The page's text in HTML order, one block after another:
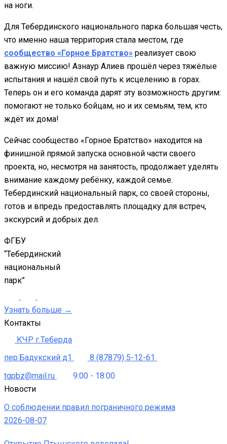
на ноги.
Для Тебердинского национального парка большая честь,
что именно наша территория стала местом, где
сообщество «Горное Братство» реализует свою
важную миссию! Азнаур Алиев прошёл через тяжёлые
испытания и нашёл свой путь к исцелению в горах.
Теперь он и его команда дарят эту возможность другим:
помогают не только бойцам, но и их семьям, тем, кто
ждёт их дома!
Сейчас сообщество «Горное Братство» находится на
финишной прямой запуска основной части своего
проекта, но, несмотря на занятость, продолжает уделять
внимание каждому ребёнку, каждой семье.
Тебердинский национальный парк, со своей стороны,
готов и впредь предоставлять площадку для встреч,
экскурсий и добрых дел.
ФГБУ
“Тебердинский
национальный
парк”
Узнать больше →
Контакты
КЧР г.Теберда
пер.Бадукский д1
8 (87879) 5-12-61
tgpbz@mail.ru
9:00 - 18:00
Новости
О соблюдении правил пограничного режима
2026-08-07